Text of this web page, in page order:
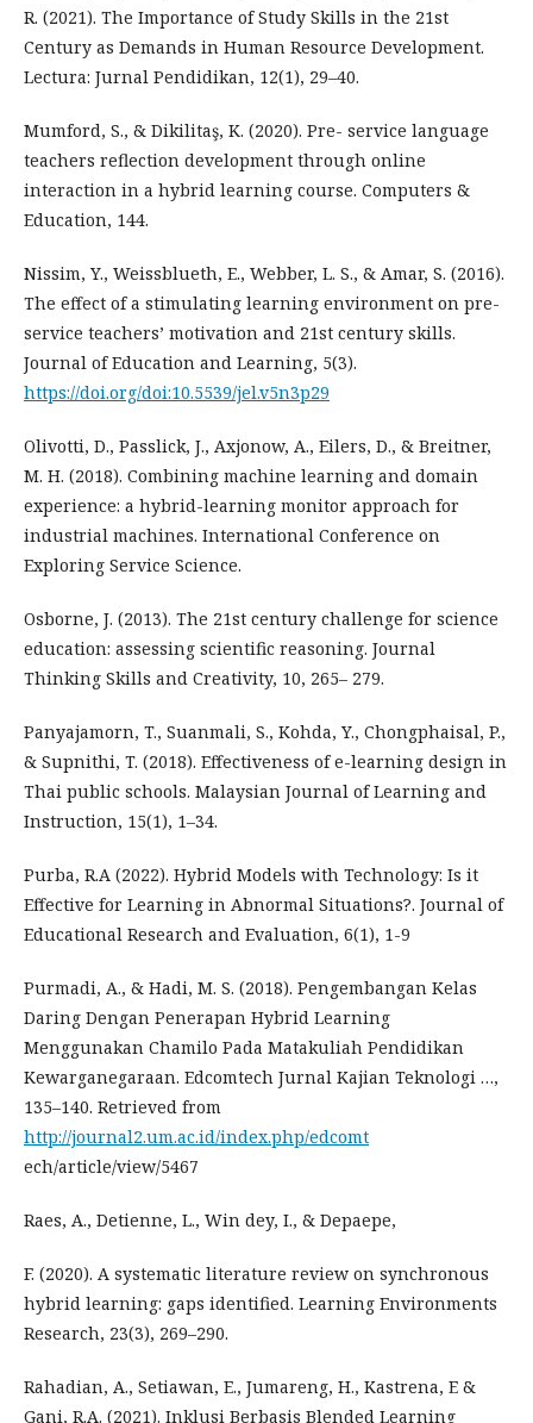
R. (2021). The Importance of Study Skills in the 21st
Century as Demands in Human Resource Development.
Lectura: Jurnal Pendidikan, 12(1), 29–40.
Mumford, S., & Dikilitaş, K. (2020). Pre- service language
teachers reflection development through online
interaction in a hybrid learning course. Computers &
Education, 144.
Nissim, Y., Weissblueth, E., Webber, L. S., & Amar, S. (2016).
The effect of a stimulating learning environment on pre-
service teachers’ motivation and 21st century skills.
Journal of Education and Learning, 5(3).
https://doi.org/doi:10.5539/jel.v5n3p29
Olivotti, D., Passlick, J., Axjonow, A., Eilers, D., & Breitner,
M. H. (2018). Combining machine learning and domain
experience: a hybrid-learning monitor approach for
industrial machines. International Conference on
Exploring Service Science.
Osborne, J. (2013). The 21st century challenge for science
education: assessing scientific reasoning. Journal
Thinking Skills and Creativity, 10, 265– 279.
Panyajamorn, T., Suanmali, S., Kohda, Y., Chongphaisal, P.,
& Supnithi, T. (2018). Effectiveness of e-learning design in
Thai public schools. Malaysian Journal of Learning and
Instruction, 15(1), 1–34.
Purba, R.A (2022). Hybrid Models with Technology: Is it
Effective for Learning in Abnormal Situations?. Journal of
Educational Research and Evaluation, 6(1), 1-9
Purmadi, A., & Hadi, M. S. (2018). Pengembangan Kelas
Daring Dengan Penerapan Hybrid Learning
Menggunakan Chamilo Pada Matakuliah Pendidikan
Kewarganegaraan. Edcomtech Jurnal Kajian Teknologi …,
135–140. Retrieved from
http://journal2.um.ac.id/index.php/edcomt
ech/article/view/5467
Raes, A., Detienne, L., Win dey, I., & Depaepe,
F. (2020). A systematic literature review on synchronous
hybrid learning: gaps identified. Learning Environments
Research, 23(3), 269–290.
Rahadian, A., Setiawan, E., Jumareng, H., Kastrena, E &
Gani, R.A. (2021). Inklusi Berbasis Blended Learning